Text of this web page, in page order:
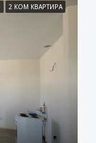
2 КОМ КВАРТИРА